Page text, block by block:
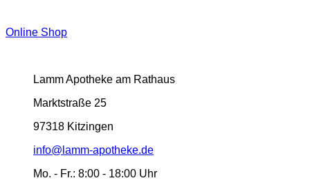
Online Shop
Lamm Apotheke am Rathaus
Marktstraße 25
97318 Kitzingen
info@lamm-apotheke.de
Mo. - Fr.: 8:00 - 18:00 Uhr